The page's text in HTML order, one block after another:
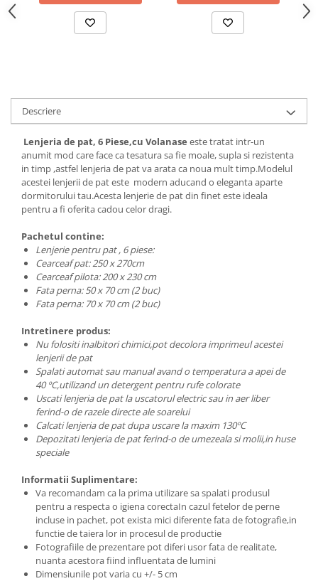
Descriere
Lenjeria de pat, 6 Piese,cu Volanase este tratat intr-un
anumit mod care face ca tesatura sa fie moale, supla si rezistenta
in timp ,astfel lenjeria de pat va arata ca noua mult timp.Modelul
acestei lenjerii de pat este modern aducand o eleganta aparte
dormitorului tau.Acesta lenjerie de pat din finet este ideala
pentru a fi oferita cadou celor dragi.
Pachetul contine:
Lenjerie pentru pat , 6 piese:
Cearceaf pat: 250 x 270cm
Cearceaf pilota: 200 x 230 cm
Fata perna: 50 x 70 cm (2 buc)
Fata perna: 70 x 70 cm (2 buc)
Intretinere produs:
Nu folositi inalbitori chimici,pot decolora imprimeul acestei
lenjerii de pat
Spalati automat sau manual avand o temperatura a apei de
40 ºC,utilizand un detergent pentru rufe colorate
Uscati lenjeria de pat la uscatorul electric sau in aer liber
ferind-o de razele directe ale soarelui
Calcati lenjeria de pat dupa uscare la maxim 130ºC
Depozitati lenjeria de pat ferind-o de umezeala si molii,in huse
speciale
Informatii Suplimentare:
Va recomandam ca la prima utilizare sa spalati produsul
pentru a respecta o igiena corectaIn cazul fetelor de perne
incluse in pachet, pot exista mici diferente fata de fotografie,in
functie de taiera lor in procesul de productie
Fotografiile de prezentare pot diferi usor fata de realitate,
nuanta acestora fiind influentata de lumini
Dimensiunile pot varia cu +/- 5 cm